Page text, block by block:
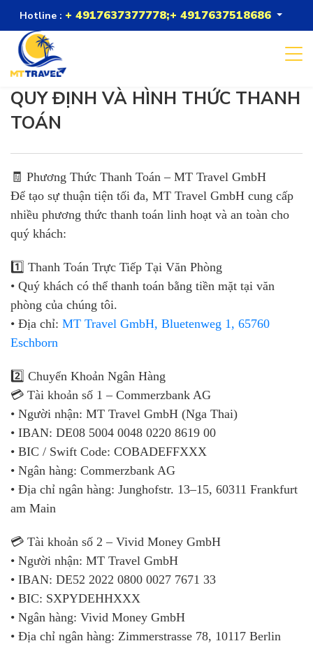
Hotline : + 4917637377778;+ 4917637518686
QUY ĐỊNH VÀ HÌNH THỨC THANH
TOÁN
🧾 Phương Thức Thanh Toán – MT Travel GmbH
Để tạo sự thuận tiện tối đa, MT Travel GmbH cung cấp
nhiều phương thức thanh toán linh hoạt và an toàn cho
quý khách:
1️⃣ Thanh Toán Trực Tiếp Tại Văn Phòng
• Quý khách có thể thanh toán bằng tiền mặt tại văn
phòng của chúng tôi.
• Địa chỉ: MT Travel GmbH, Bluetenweg 1, 65760
Eschborn
2️⃣ Chuyển Khoản Ngân Hàng
💳 Tài khoản số 1 – Commerzbank AG
• Người nhận: MT Travel GmbH (Nga Thai)
• IBAN: DE08 5004 0048 0220 8619 00
• BIC / Swift Code: COBADEFFXXX
• Ngân hàng: Commerzbank AG
• Địa chỉ ngân hàng: Junghofstr. 13–15, 60311 Frankfurt
am Main
💳 Tài khoản số 2 – Vivid Money GmbH
• Người nhận: MT Travel GmbH
• IBAN: DE52 2022 0800 0027 7671 33
• BIC: SXPYDEHHXXX
• Ngân hàng: Vivid Money GmbH
• Địa chỉ ngân hàng: Zimmerstrasse 78, 10117 Berlin